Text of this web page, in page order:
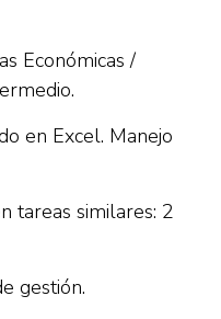
Económicas /
en Excel. Manejo
tareas similares: 2
gestión.